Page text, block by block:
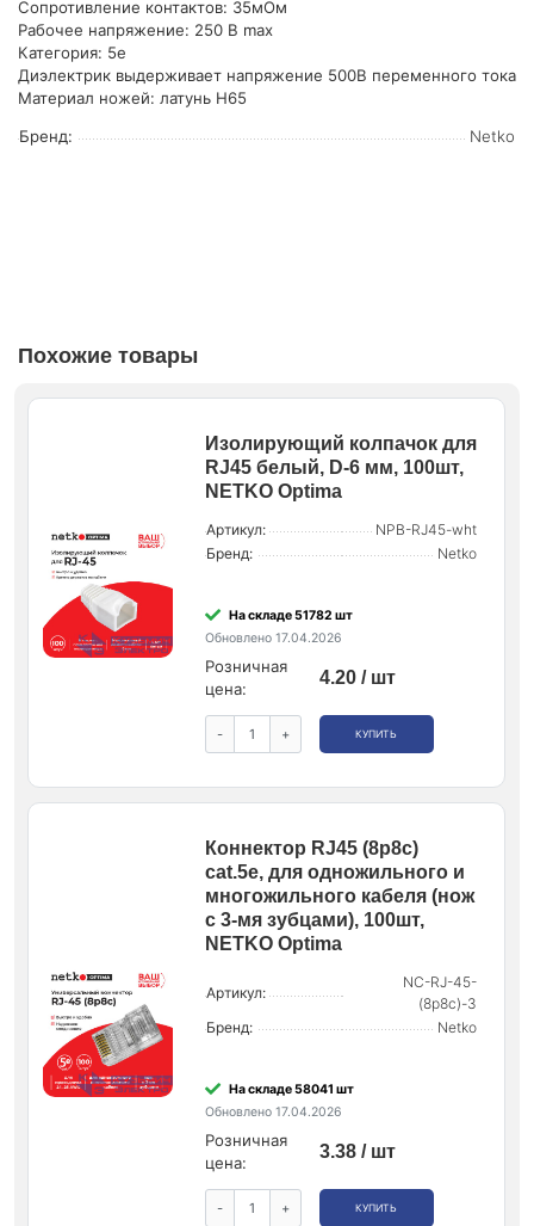
Сопротивление контактов: 35мОм
Рабочее напряжение: 250 B max
Категория: 5е
Диэлектрик выдерживает напряжение 500В переменного тока
Материал ножей: латунь H65
Бренд:
Netko
Похожие товары
Изолирующий колпачок для
RJ45 белый, D-6 мм, 100шт,
NETKO Optima
Артикул:
NPB-RJ45-wht
Бренд:
Netko
На складе 51782 шт
Обновлено 17.04.2026
Розничная
цена:
4.20 / шт
- + КУПИТЬ
Коннектор RJ45 (8p8c)
cat.5е, для одножильного и
многожильного кабеля (нож
с 3-мя зубцами), 100шт,
NETKO Optima
Артикул:
NC-RJ-45-
(8p8c)-3
Бренд:
Netko
На складе 58041 шт
Обновлено 17.04.2026
Розничная
цена:
3.38 / шт
- + КУПИТЬ